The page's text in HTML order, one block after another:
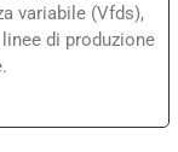
variabile (Vfds),
di produzione